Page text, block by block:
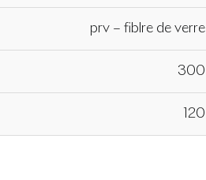
prv – fiblre de verre
300
120